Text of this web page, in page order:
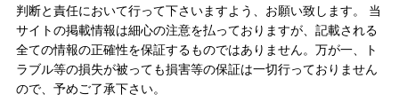
判断と責任において行って下さいますよう、お願い致します。 当
サイトの掲載情報は細心の注意を払っておりますが、記載される
全ての情報の正確性を保証するものではありません。万が一、ト
ラブル等の損失が被っても損害等の保証は一切行っておりません
ので、予めご了承下さい。